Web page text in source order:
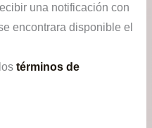
una notificación con
encontrara disponible el
términos de